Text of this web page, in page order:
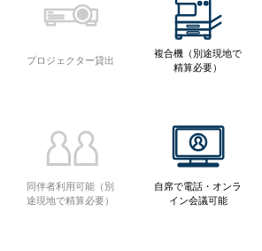
プロジェクター貸出
複合機（別途現地で
精算必要）
同伴者利用可能（別
途現地で精算必要）
自席で電話・オンラ
イン会議可能